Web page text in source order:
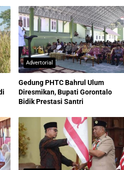
Advertorial
Gedung PHTC Bahrul Ulum
Diresmikan, Bupati Gorontalo
Bidik Prestasi Santri